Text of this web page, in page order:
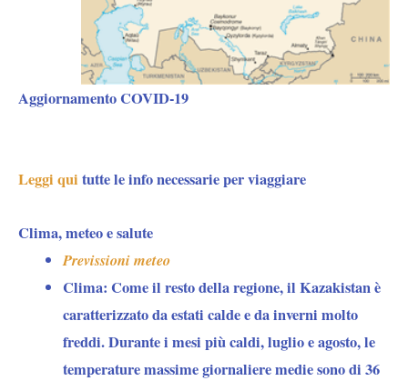
Aggiornamento COVID-19
Leggi qui tutte le info necessarie per viaggiare
Clima, meteo e salute
Previssioni meteo
Clima: Come il resto della regione, il Kazakistan è
caratterizzato da estati calde e da inverni molto
freddi. Durante i mesi più caldi, luglio e agosto, le
temperature massime giornaliere medie sono di 36